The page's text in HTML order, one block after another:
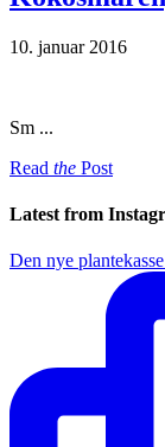
10. januar 2016
Sm ...
Read the Post
Latest from
Den nye